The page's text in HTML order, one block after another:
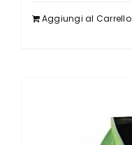
Aggiungi al Carrello